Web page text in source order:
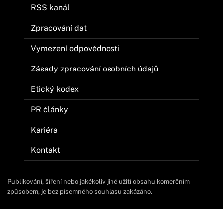
RSS kanál
Zpracování dat
Vymezení odpovědnosti
Zásady zpracování osobních údajů
Etický kodex
PR články
Kariéra
Kontakt
Publikování, šíření nebo jakékoliv jiné užití obsahu komerčním
způsobem, je bez písemného souhlasu zakázáno.